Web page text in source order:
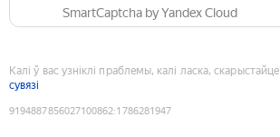
SmartCaptcha by Yandex Cloud
Калі ў вас узніклі праблемы, калі ласка, скарыстайце
сувязі
9194887856027100862:1786281947